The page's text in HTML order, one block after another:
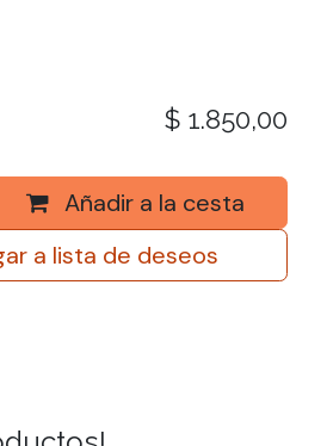
Añadir a la cesta
a lista de deseos
$ 1.850,00